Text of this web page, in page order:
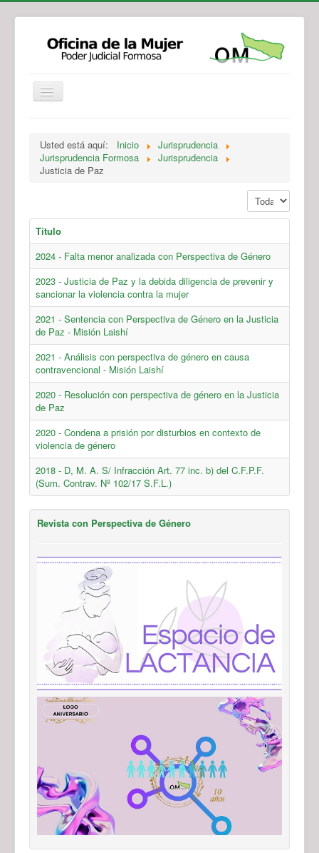
Legislación
Novedades
Recursos y Servicios de Atención
Usted está aquí: Inicio
Jurisprudencia
Jurisprudencia Formosa
Jurisprudencia
Justicia de Paz
Mostrar #
Título
2024 - Falta menor analizada con Perspectiva de Género
2023 - Justicia de Paz y la debida diligencia de prevenir y
sancionar la violencia contra la mujer
2021 - Sentencia con Perspectiva de Género en la Justicia
de Paz - Misión Laishí
2021 - Análisis con perspectiva de género en causa
contravencional - Misión Laishí
2020 - Resolución con perspectiva de género en la Justicia
de Paz
2020 - Condena a prisión por disturbios en contexto de
violencia de género
2018 - D, M. A. S/ Infracción Art. 77 inc. b) del C.F.P.F.
(Sum. Contrav. Nº 102/17 S.F.L.)
Revista con Perspectiva de Género